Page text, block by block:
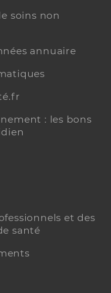
soins non
annuaire
: les bons
et des
santé